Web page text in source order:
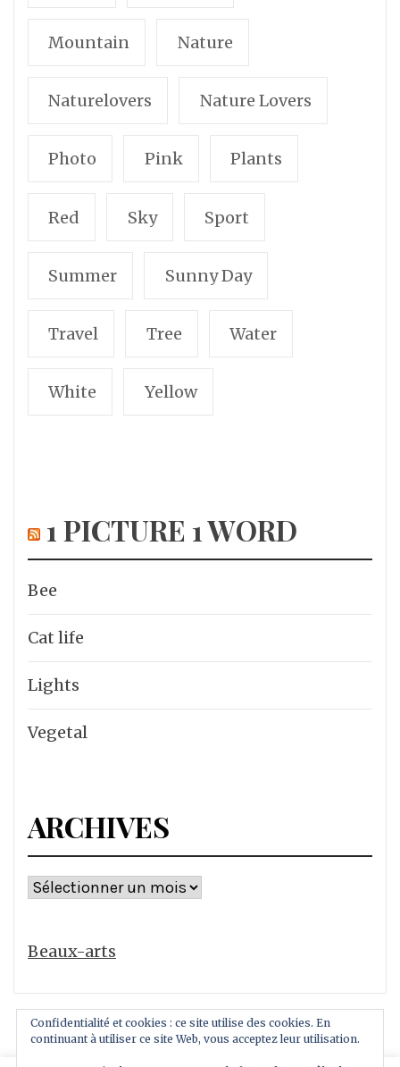
Mountain Nature
Naturelovers Nature Lovers
Photo Pink Plants
Red Sky Sport
Summer Sunny Day
Travel Tree Water
White Yellow
1 PICTURE 1 WORD
Bee
Cat life
Lights
Vegetal
ARCHIVES
Archives
Beaux-arts
Confidentialité et cookies : ce site utilise des cookies. En
continuant à utiliser ce site Web, vous acceptez leur utilisation.